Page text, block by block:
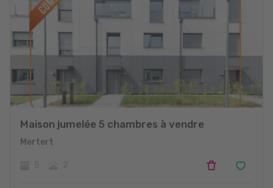
Maison jumelée 5 chambres à vendre
Mertert